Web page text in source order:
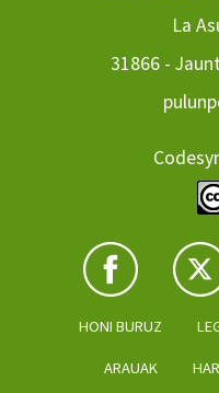
La
31866 -
HONI BURUZ
ARAUAK